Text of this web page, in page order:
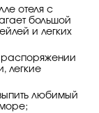
отеля с
большой
и легких
распоряжении
легкие
любимый